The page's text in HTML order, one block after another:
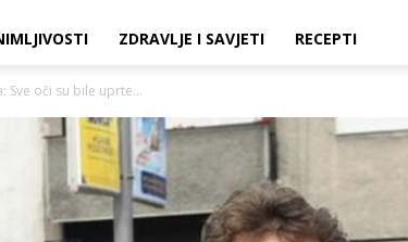
ZDRAVLJE I SAVJETI RECEPTI
Sve oči su bile uprte...